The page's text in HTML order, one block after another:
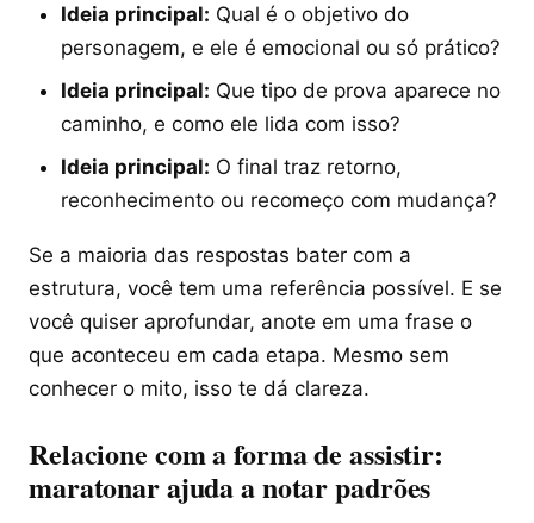
Ideia principal: Qual é o objetivo do
personagem, e ele é emocional ou só prático?
Ideia principal: Que tipo de prova aparece no
caminho, e como ele lida com isso?
Ideia principal: O final traz retorno,
reconhecimento ou recomeço com mudança?
Se a maioria das respostas bater com a
estrutura, você tem uma referência possível. E se
você quiser aprofundar, anote em uma frase o
que aconteceu em cada etapa. Mesmo sem
conhecer o mito, isso te dá clareza.
Relacione com a forma de assistir:
maratonar ajuda a notar padrões